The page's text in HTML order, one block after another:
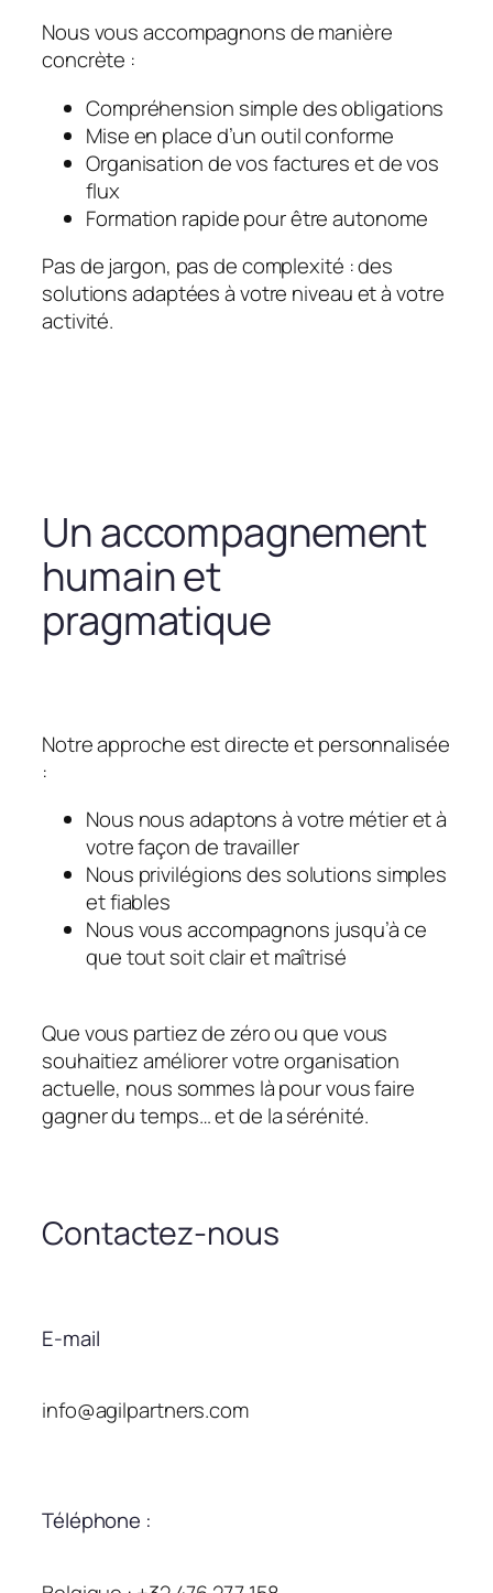
Nous vous accompagnons de manière
concrète :
Compréhension simple des obligations
Mise en place d’un outil conforme
Organisation de vos factures et de vos
flux
Formation rapide pour être autonome
Pas de jargon, pas de complexité : des
solutions adaptées à votre niveau et à votre
activité.
Un accompagnement
humain et
pragmatique
Notre approche est directe et personnalisée
:
Nous nous adaptons à votre métier et à
votre façon de travailler
Nous privilégions des solutions simples
et fiables
Nous vous accompagnons jusqu’à ce
que tout soit clair et maîtrisé
Que vous partiez de zéro ou que vous
souhaitiez améliorer votre organisation
actuelle, nous sommes là pour vous faire
gagner du temps… et de la sérénité.
Contactez-nous
E-mail
info@agilpartners.com
Téléphone :